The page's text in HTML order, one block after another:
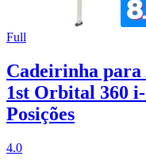
Full
Cadeirinha para
1st Orbital 360
Posições
4.0